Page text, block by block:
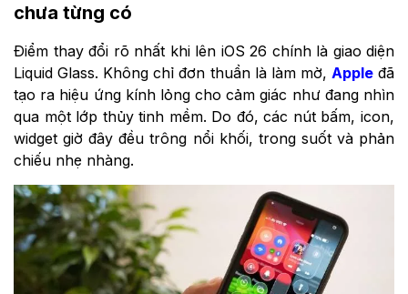
chưa từng có
Điểm thay đổi rõ nhất khi lên iOS 26 chính là giao diện
Liquid Glass. Không chỉ đơn thuần là làm mờ, Appleđã
tạo ra hiệu ứng kính lỏng cho cảm giác như đang nhìn
qua một lớp thủy tinh mềm. Do đó, các nút bấm, icon,
widget giờ đây đều trông nổi khối, trong suốt và phản
chiếu nhẹ nhàng.